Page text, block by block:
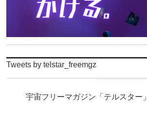
Tweets by telstar_freemgz
宇宙フリーマガジン「テルスター」